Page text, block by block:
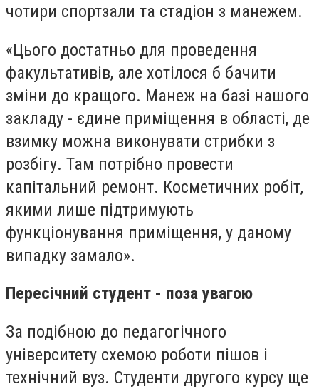
чотири спортзали та стадіон з манежем.
«Цього достатньо для проведення
факультативів, але хотілося б бачити
зміни до кращого. Манеж на базі нашого
закладу - єдине приміщення в області, де
взимку можна виконувати стрибки з
розбігу. Там потрібно провести
капітальний ремонт. Косметичних робіт,
якими лише підтримують
функціонування приміщення, у даному
випадку замало».
Пересічний студент - поза увагою
За подібною до педагогічного
університету схемою роботи пішов і
технічний вуз. Студенти другого курсу ще